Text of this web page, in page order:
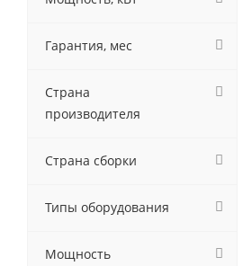
Гарантия, мес
Страна
производителя
Страна сборки
Типы оборудования
Мощность